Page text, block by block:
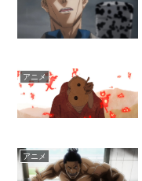
アニメ
アニメ